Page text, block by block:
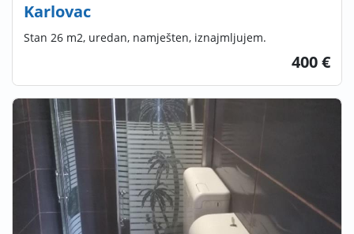
Karlovac
Stan 26 m2, uredan, namješten, iznajmljujem.
400 €